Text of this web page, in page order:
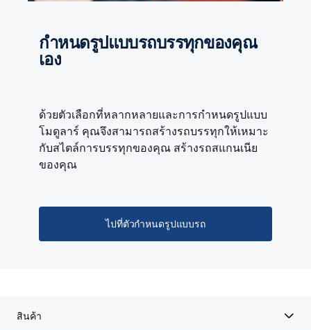
กำหนดรูปแบบรถบรรทุกของคุณ
เอง
ด้วยตัวเลือกที่หลากหลายและการกำหนดรูปแบบ
โมดูลาร์ คุณจึงสามารถสร้างรถบรรทุกให้เหมาะ
กับสไตล์การบรรทุกของคุณ สร้างรถสแกนเนีย
ของคุณ
ไปที่ตัวกำหนดรูปแบบรถ
สินค้า